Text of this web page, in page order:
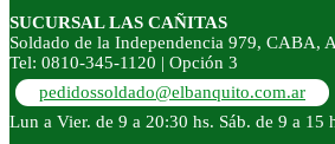
SUCURSAL LAS CAÑITAS
Soldado de la Independencia 979, CABA,
Tel: 0810-345-1120 | Opción 3
pedidossoldado@elbanquito.com.ar
Lun a Vier. de 9 a 20:30 hs. Sáb. de 9 a 15